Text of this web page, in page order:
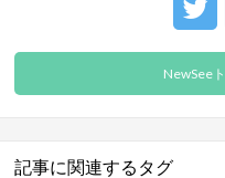
NewSee
記事に関連するタグ